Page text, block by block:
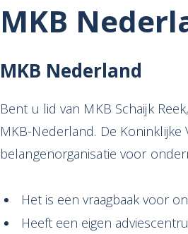
MKB
MKB Nederland
Bent u lid van MKB Schaijk
MKB-Nederland. De
belangenorganisatie voor
Het is een vraagbaak voor
Heeft een eigen